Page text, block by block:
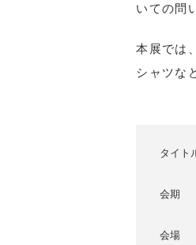
いての問
本展では
シャツな
タイト
会期
会場